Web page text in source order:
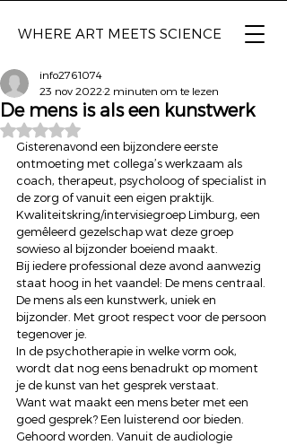
WHERE ART MEETS SCIENCE
De mens is als een kunstwerk
info2761074
23 nov 20222 minuten om te lezen
Beoordeeld met NaN uit 5 sterren.
Gisterenavond een bijzondere eerste
ontmoeting met collega’s werkzaam als
coach, therapeut, psycholoog of specialist in
de zorg of vanuit een eigen praktijk.
Kwaliteitskring/intervisiegroep Limburg, een
gemêleerd gezelschap wat deze groep
sowieso al bijzonder boeiend maakt.
Bij iedere professional deze avond aanwezig
staat hoog in het vaandel: De mens centraal.
De mens als een kunstwerk, uniek en
bijzonder. Met groot respect voor de persoon
tegenover je.
In de psychotherapie in welke vorm ook,
wordt dat nog eens benadrukt op moment
je de kunst van het gesprek verstaat.
Want wat maakt een mens beter met een
goed gesprek? Een luisterend oor bieden.
Gehoord worden. Vanuit de audiologie